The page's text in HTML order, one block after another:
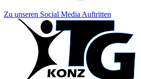
Zu unseren Social Media Auftritten